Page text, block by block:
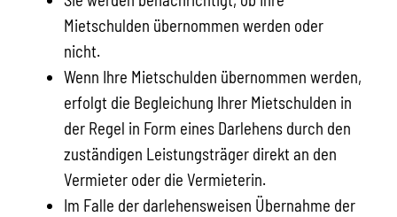
Mietschulden übernommen werden oder
nicht.
Wenn Ihre Mietschulden übernommen werden,
erfolgt die Begleichung Ihrer Mietschulden in
der Regel in Form eines Darlehens durch den
zuständigen Leistungsträger direkt an den
Vermieter oder die Vermieterin.
Im Falle der darlehensweisen Übernahme der